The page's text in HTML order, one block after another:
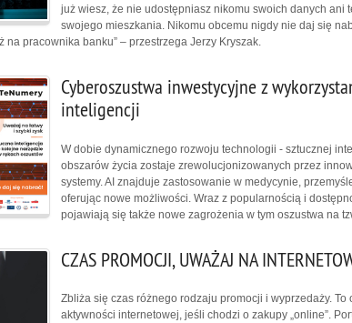
już wiesz, że nie udostępniasz nikomu swoich danych ani
swojego mieszkania. Nikomu obcemu nigdy nie daj się
na pracownika banku” – przestrzega Jerzy Kryszak.
Cyberoszustwa inwestycyjne z
inteligencji
W dobie dynamicznego rozwoju technologii - sztucznej
obszarów życia zostaje zrewolucjonizowanych przez
systemy. AI znajduje zastosowanie w medycynie,
oferując nowe możliwości. Wraz z popularnością i
pojawiają się także nowe zagrożenia w tym oszustwa na
CZAS PROMOCJI, UWAŻAJ NA
Zbliża się czas różnego rodzaju promocji i wyprzedaży. To
aktywności internetowej, jeśli chodzi o zakupy „online”.